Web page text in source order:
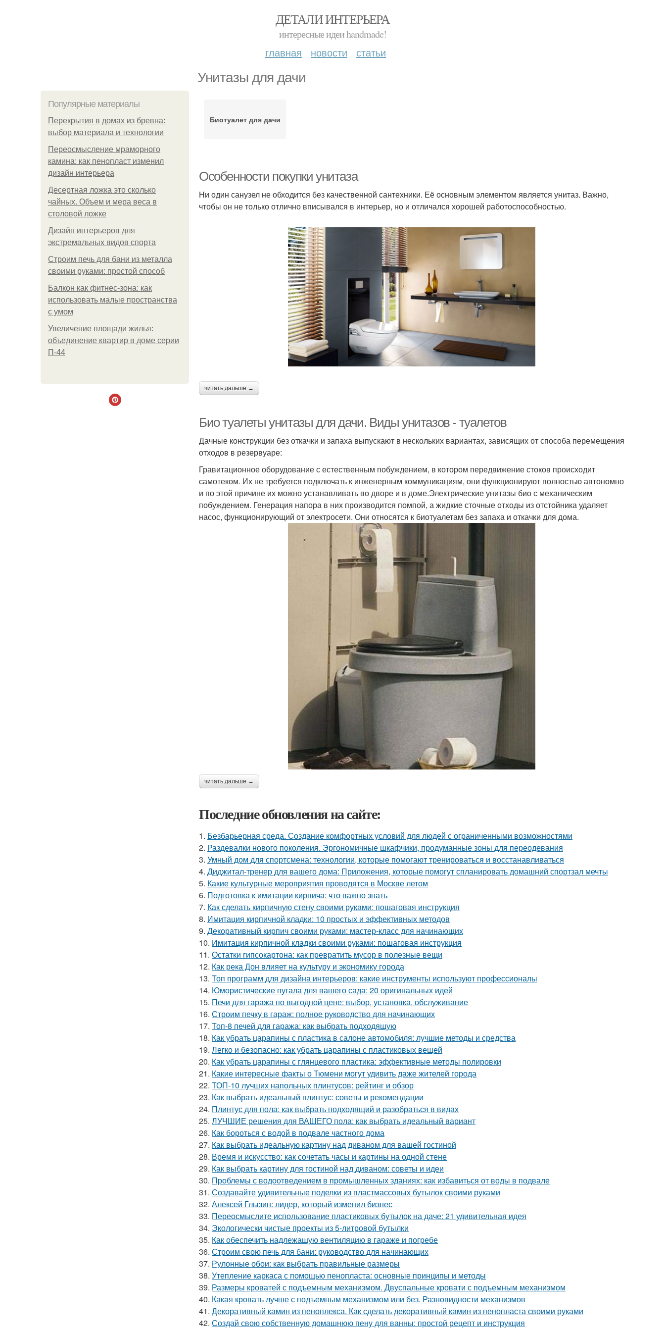
ДЕТАЛИ ИНТЕРЬЕРА
интересные идеи handmade!
главная новости статьи
Унитазы для дачи
Популярные материалы
Перекрытия в домах из бревна:
выбор материала и технологии
Переосмысление мраморного
камина: как пенопласт изменил
дизайн интерьера
Десертная ложка это сколько
чайных. Объем и мера веса в
столовой ложке
Дизайн интерьеров для
экстремальных видов спорта
Строим печь для бани из металла
своими руками: простой способ
Балкон как фитнес-зона: как
использовать малые пространства
с умом
Увеличение площади жилья:
объединение квартир в доме серии
П-44
Биотуалет для дачи
Особенности покупки унитаза
Ни один санузел не обходится без качественной сантехники. Её основным элементом является унитаз. Важно,
чтобы он не только отлично вписывался в интерьер, но и отличался хорошей работоспособностью.
читать дальше →
Био туалеты унитазы для дачи. Виды унитазов - туалетов
Дачные конструкции без откачки и запаха выпускают в нескольких вариантах, зависящих от способа перемещения
отходов в резервуаре:
Гравитационное оборудование с естественным побуждением, в котором передвижение стоков происходит
самотеком. Их не требуется подключать к инженерным коммуникациям, они функционируют полностью автономно
и по этой причине их можно устанавливать во дворе и в доме.Электрические унитазы био с механическим
побуждением. Генерация напора в них производится помпой, а жидкие сточные отходы из отстойника удаляет
насос, функционирующий от электросети. Они относятся к биотуалетам без запаха и откачки для дома.
читать дальше →
Последние обновления на сайте:
1. Безбарьерная среда. Создание комфортных условий для людей с ограниченными возможностями
2. Раздевалки нового поколения. Эргономичные шкафчики, продуманные зоны для переодевания
3. Умный дом для спортсмена: технологии, которые помогают тренироваться и восстанавливаться
4. Диджитал-тренер для вашего дома: Приложения, которые помогут спланировать домашний спортзал мечты
5. Какие культурные мероприятия проводятся в Москве летом
6. Подготовка к имитации кирпича: что важно знать
7. Как сделать кирпичную стену своими руками: пошаговая инструкция
8. Имитация кирпичной кладки: 10 простых и эффективных методов
9. Декоративный кирпич своими руками: мастер-класс для начинающих
10. Имитация кирпичной кладки своими руками: пошаговая инструкция
11. Остатки гипсокартона: как превратить мусор в полезные вещи
12. Как река Дон влияет на культуру и экономику города
13. Топ программ для дизайна интерьеров: какие инструменты используют профессионалы
14. Юмористические пугала для вашего сада: 20 оригинальных идей
15. Печи для гаража по выгодной цене: выбор, установка, обслуживание
16. Строим печку в гараж: полное руководство для начинающих
17. Топ-8 печей для гаража: как выбрать подходящую
18. Как убрать царапины с пластика в салоне автомобиля: лучшие методы и средства
19. Легко и безопасно: как убрать царапины с пластиковых вещей
20. Как убрать царапины с глянцевого пластика: эффективные методы полировки
21. Какие интересные факты о Тюмени могут удивить даже жителей города
22. ТОП-10 лучших напольных плинтусов: рейтинг и обзор
23. Как выбрать идеальный плинтус: советы и рекомендации
24. Плинтус для пола: как выбрать подходящий и разобраться в видах
25. ЛУЧШИЕ решения для ВАШЕГО пола: как выбрать идеальный вариант
26. Как бороться с водой в подвале частного дома
27. Как выбрать идеальную картину над диваном для вашей гостиной
28. Время и искусство: как сочетать часы и картины на одной стене
29. Как выбрать картину для гостиной над диваном: советы и идеи
30. Проблемы с водоотведением в промышленных зданиях: как избавиться от воды в подвале
31. Создавайте удивительные поделки из пластмассовых бутылок своими руками
32. Алексей Глызин: лидер, который изменил бизнес
33. Переосмыслите использование пластиковых бутылок на даче: 21 удивительная идея
34. Экологически чистые проекты из 5-литровой бутылки
35. Как обеспечить надлежащую вентиляцию в гараже и погребе
36. Строим свою печь для бани: руководство для начинающих
37. Рулонные обои: как выбрать правильные размеры
38. Утепление каркаса с помощью пенопласта: основные принципы и методы
39. Размеры кроватей с подъемным механизмом. Двуспальные кровати с подъемным механизмом
40. Какая кровать лучше с подъемным механизмом или без. Разновидности механизмов
41. Декоративный камин из пеноплекса. Как сделать декоративный камин из пенопласта своими руками
42. Создай свою собственную домашнюю пену для ванны: простой рецепт и инструкция